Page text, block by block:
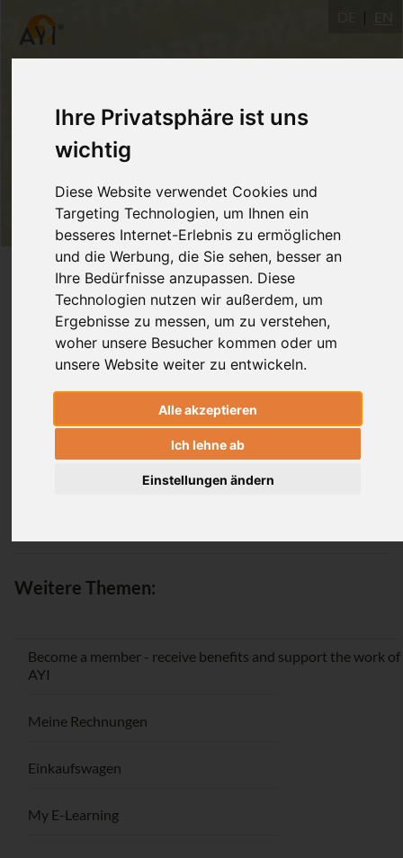
Ihre Privatsphäre ist uns
wichtig
Diese Website verwendet Cookies und
Targeting Technologien, um Ihnen ein
besseres Internet-Erlebnis zu ermöglichen
und die Werbung, die Sie sehen, besser an
Ihre Bedürfnisse anzupassen. Diese
Technologien nutzen wir außerdem, um
Ergebnisse zu messen, um zu verstehen,
woher unsere Besucher kommen oder um
unsere Website weiter zu entwickeln.
Alle akzeptieren
Ich lehne ab
Einstellungen ändern
Login
Passwort vergessen / Registrieren
Weitere Themen:
Become a member - receive benefits and support the work of
AYI
Meine Rechnungen
Einkaufswagen
My E-Learning